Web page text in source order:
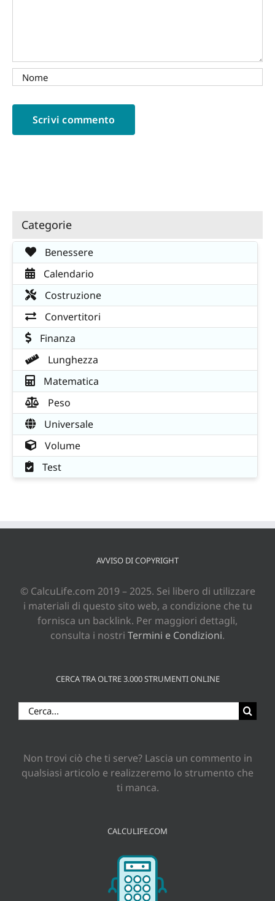
Categorie
Benessere
Calendario
Costruzione
Convertitori
Finanza
Lunghezza
Matematica
Peso
Universale
Volume
Test
AVVISO DI COPYRIGHT
© CalcuLife.com 2019 – 2025. Sei libero di utilizzare
i materiali di questo sito web, a condizione che tu
fornisca un backlink. Per maggiori dettagli,
consulta i nostri Termini e Condizioni.
CERCA TRA OLTRE 3.000 STRUMENTI ONLINE
Cerca
per:
Non trovi ciò che ti serve? Lascia un commento in
qualsiasi articolo e realizzeremo lo strumento che
ti manca.
CALCULIFE.COM